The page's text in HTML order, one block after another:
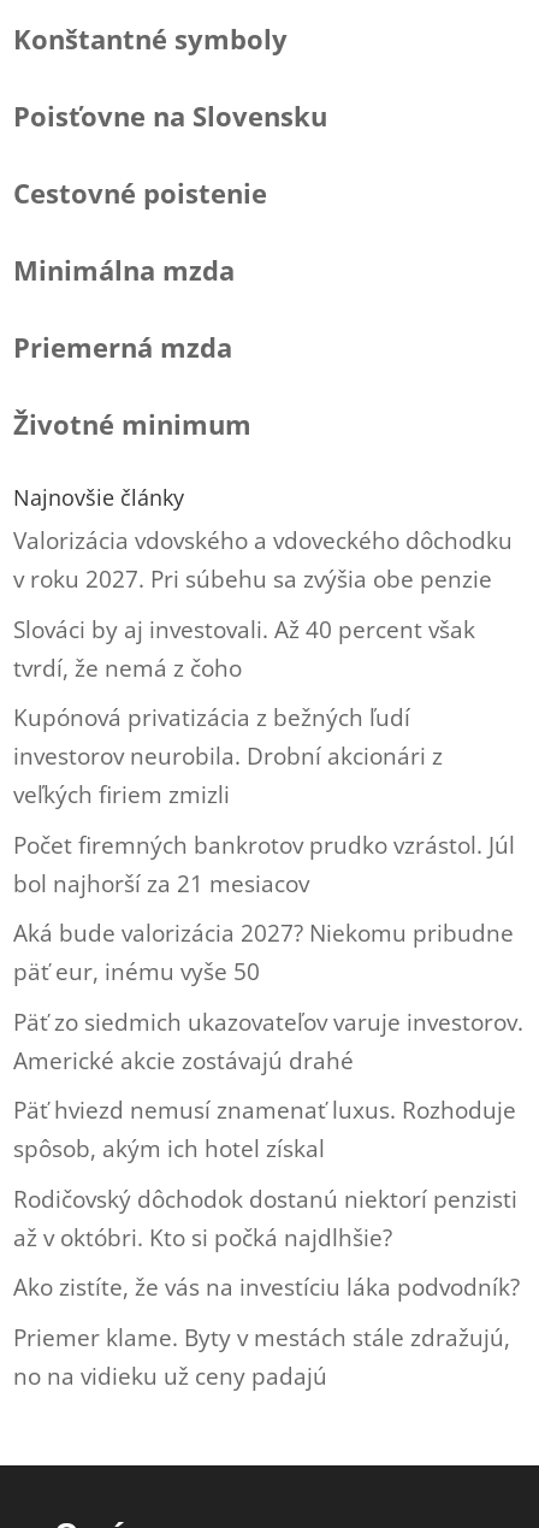
Konštantné symboly
Poisťovne na Slovensku
Cestovné poistenie
Minimálna mzda
Priemerná mzda
Životné minimum
Najnovšie články
Valorizácia vdovského a vdoveckého dôchodku
v roku 2027. Pri súbehu sa zvýšia obe penzie
Slováci by aj investovali. Až 40 percent však
tvrdí, že nemá z čoho
Kupónová privatizácia z bežných ľudí
investorov neurobila. Drobní akcionári z
veľkých firiem zmizli
Počet firemných bankrotov prudko vzrástol. Júl
bol najhorší za 21 mesiacov
Aká bude valorizácia 2027? Niekomu pribudne
päť eur, inému vyše 50
Päť zo siedmich ukazovateľov varuje investorov.
Americké akcie zostávajú drahé
Päť hviezd nemusí znamenať luxus. Rozhoduje
spôsob, akým ich hotel získal
Rodičovský dôchodok dostanú niektorí penzisti
až v októbri. Kto si počká najdlhšie?
Ako zistíte, že vás na investíciu láka podvodník?
Priemer klame. Byty v mestách stále zdražujú,
no na vidieku už ceny padajú